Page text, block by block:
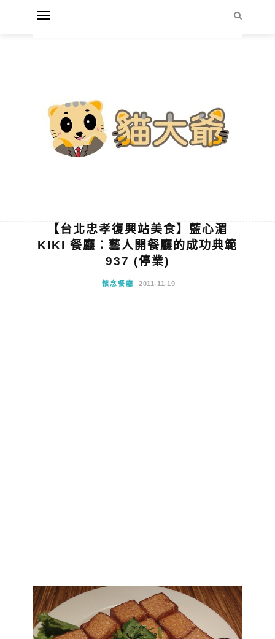
【台北忠孝復興站美食】藍心湄
KIKI 餐廳：藝人開餐廳的成功典範
937 (停業)
懷念餐廳 2011-11-19